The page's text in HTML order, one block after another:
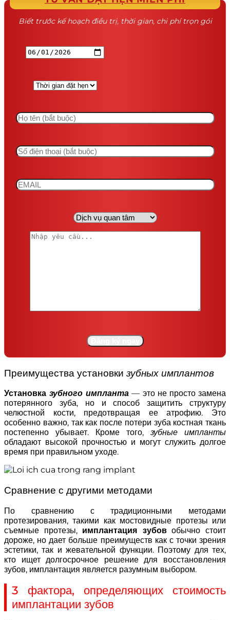
Biết trước kế hoạch điều trị, thời gian, chi phí trọn gói
Преимущества установки зубных имплантов
Установказубного импланта — это не просто замена
потерянного зуба, но и способ защитить структуру
челюстной кости, предотвращая ее атрофию. Это
особенно важно, так как после потери зуба костная ткань
постепенно убывает. Кроме того, зубные импланты
обладают высокой прочностью и могут служить долгое
время при правильном уходе.
Сравнение с другими методами
По сравнению с традиционными методами
протезирования, такими как мостовидные протезы или
съемные протезы, имплантация зубовобычно стоит
дороже, но дает больше преимуществ как с точки зрения
эстетики, так и жевательной функции. Поэтому для тех,
кто ищет долгосрочное решение для восстановления
зубов, имплантация является разумным выбором.
3 фактора, определяющих стоимость
имплантации зубов